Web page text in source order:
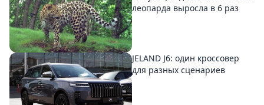
леопарда выросла в 6 раз
JELAND J6: один кроссовер
для разных сценариев